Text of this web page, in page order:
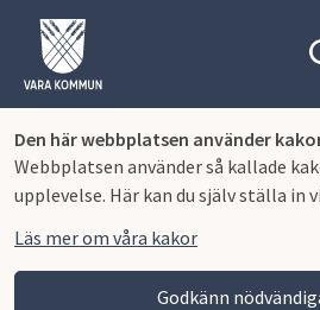
Den här webbplatsen använder
Webbplatsen använder så kallade
upplevelse. Här kan du själv ställa in
Läs mer om våra kakor
Godkänn